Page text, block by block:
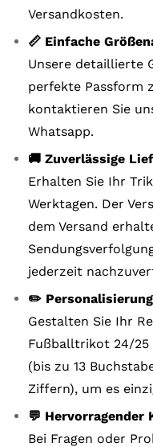
Versandkosten.
📏 Einfache
Unsere detaillierte
perfekte Passform
kontaktieren Sie
Whatsapp.
🚚 Zuverlässige
Erhalten Sie Ihr
Werktagen. Der
dem Versand
jederzeit
✏️
Gestalten Sie Ihr
Fußballtrikot 24/25
(bis zu 13
Ziffern), um es
💬 Hervorragender
Bei Fragen oder